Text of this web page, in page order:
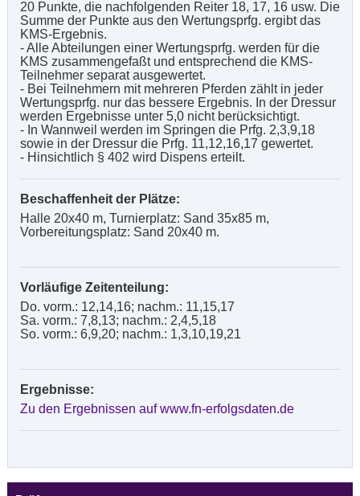
20 Punkte, die nachfolgenden Reiter 18, 17, 16 usw. Die
Summe der Punkte aus den Wertungsprfg. ergibt das
KMS-Ergebnis.
- Alle Abteilungen einer Wertungsprfg. werden für die
KMS zusammengefaßt und entsprechend die KMS-
Teilnehmer separat ausgewertet.
- Bei Teilnehmern mit mehreren Pferden zählt in jeder
Wertungsprfg. nur das bessere Ergebnis. In der Dressur
werden Ergebnisse unter 5,0 nicht berücksichtigt.
- In Wannweil werden im Springen die Prfg. 2,3,9,18
sowie in der Dressur die Prfg. 11,12,16,17 gewertet.
- Hinsichtlich § 402 wird Dispens erteilt.
Beschaffenheit der Plätze:
Halle 20x40 m, Turnierplatz: Sand 35x85 m,
Vorbereitungsplatz: Sand 20x40 m.
Vorläufige Zeitenteilung:
Do. vorm.: 12,14,16; nachm.: 11,15,17
Sa. vorm.: 7,8,13; nachm.: 2,4,5,18
So. vorm.: 6,9,20; nachm.: 1,3,10,19,21
Ergebnisse:
Zu den Ergebnissen auf www.fn-erfolgsdaten.de